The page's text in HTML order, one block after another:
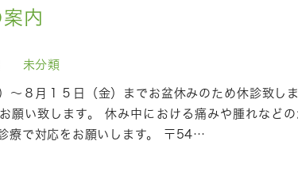
内
未分類
〜８月１５日（金）までお盆休みのため休診致
願い致します。 休み中における痛みや腫れなど
療で対応をお願いします。 〒54…